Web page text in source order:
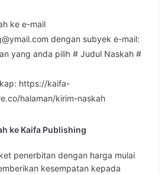
ke e-mail
dengan subyek e-mail:
yang anda pilih # Judul Naskah #
https://kaifa-
halaman/kirim-naskah
ke Kaifa Publishing
penerbitan dengan harga mulai
kesempatan kepada